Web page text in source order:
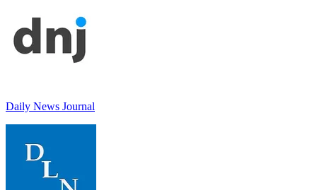
Daily News Journal